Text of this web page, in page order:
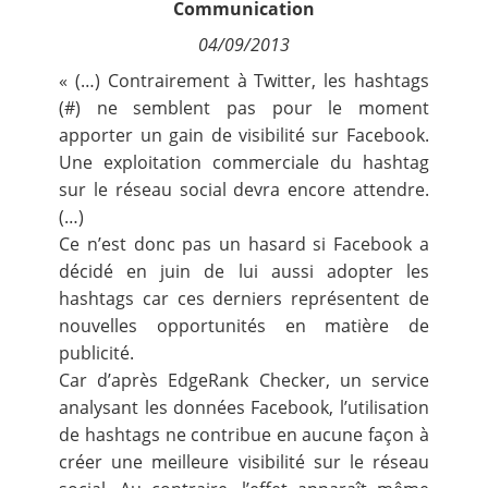
Nous suivre
Communication
04/09/2013
« (…) Contrairement à Twitter, les hashtags
(#) ne semblent pas pour le moment
apporter un gain de visibilité sur Facebook.
Une exploitation commerciale du hashtag
sur le réseau social devra encore attendre.
(…)
Ce n’est donc pas un hasard si Facebook a
décidé en juin de lui aussi adopter les
hashtags car ces derniers représentent de
nouvelles opportunités en matière de
publicité.
Car d’après EdgeRank Checker, un service
analysant les données Facebook, l’utilisation
de hashtags ne contribue en aucune façon à
créer une meilleure visibilité sur le réseau